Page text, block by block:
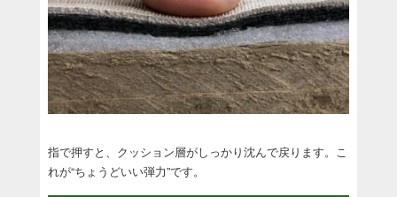
指で押すと、クッション層がしっかり沈んで戻ります。こ
れが“ちょうどいい弾力”です。